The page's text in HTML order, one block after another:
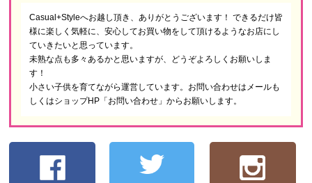
Casual+Styleへお越し頂き、ありがとうございます！ できるだけ皆
様に楽しく気軽に、安心してお買い物をして頂けるようなお店にし
ていきたいと思っています。
未熟な点も多々あるかと思いますが、どうぞよろしくお願いしま
す！
小さい子供を育てながら運営しています。お問い合わせはメールも
しくはショップHP「お問い合わせ」からお願いします。